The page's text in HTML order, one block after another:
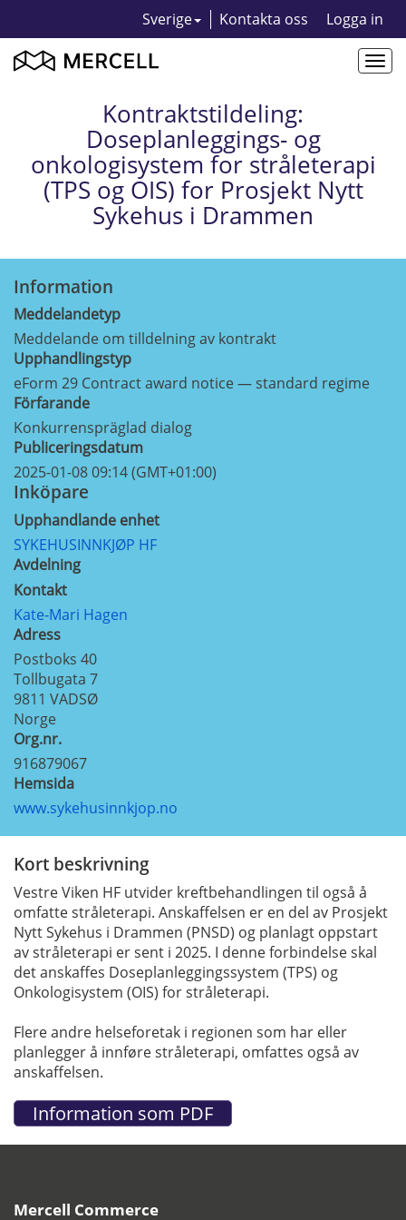
Sverige Kontakta oss Logga in
Kontraktstildeling:
Doseplanleggings- og
onkologisystem for stråleterapi
(TPS og OIS) for Prosjekt Nytt
Sykehus i Drammen
Information
Meddelandetyp
Meddelande om tilldelning av kontrakt
Upphandlingstyp
eForm 29 Contract award notice — standard regime
Förfarande
Konkurrenspräglad dialog
Publiceringsdatum
2025-01-08 09:14 (GMT+01:00)
Inköpare
Upphandlande enhet
SYKEHUSINNKJØP HF
Avdelning
Kontakt
Kate-Mari Hagen
Adress
Postboks 40
Tollbugata 7
9811 VADSØ
Norge
Org.nr.
916879067
Hemsida
www.sykehusinnkjop.no
Kort beskrivning
Vestre Viken HF utvider kreftbehandlingen til også å
omfatte stråleterapi. Anskaffelsen er en del av Prosjekt
Nytt Sykehus i Drammen (PNSD) og planlagt oppstart
av stråleterapi er sent i 2025. I denne forbindelse skal
det anskaffes Doseplanleggingssystem (TPS) og
Onkologisystem (OIS) for stråleterapi.
Flere andre helseforetak i regionen som har eller
planlegger å innføre stråleterapi, omfattes også av
anskaffelsen.
Mercell Commerce